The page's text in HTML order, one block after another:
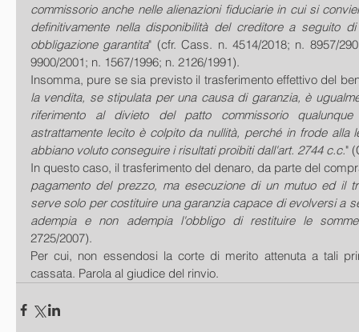
commissorio anche nelle alienazioni fiduciarie in cui si
definitivamente nella disponibilità del creditore a seguito
obbligazione garantita" (cfr. Cass. n. 4514/2018; n. 8957/
9900/2001; n. 1567/1996; n. 2126/1991).
Insomma, pure se sia previsto il trasferimento effettivo del
la vendita, se stipulata per una causa di garanzia, è
riferimento al divieto del patto commissorio
astrattamente lecito è colpito da nullità, perché in frode alla
abbiano voluto conseguire i risultati proibiti dall'art. 2744 c.c."
In questo caso, il trasferimento del denaro, da parte del
pagamento del prezzo, ma esecuzione di un mutuo ed il
serve solo per costituire una garanzia capace di evolversi a
adempia e non adempia l'obbligo di restituire le
2725/2007).
Per cui, non essendosi la corte di merito attenuta a tali
cassata. Parola al giudice del rinvio.